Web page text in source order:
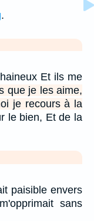
.
Et ils me
que je les aime,
je recours à la
le bien, Et de la
paisible envers
sans